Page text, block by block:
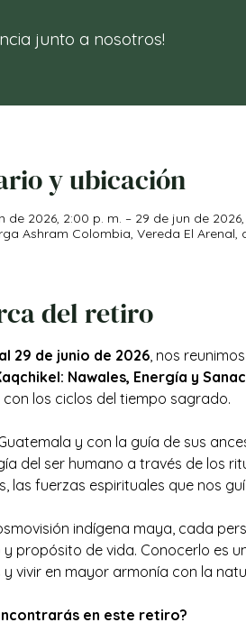
junto a nosotros!
y ubicación
de 2026, 2:00 p. m. – 29 de jun de 2026,
Ashram Colombia, Vereda El
del retiro
29 de junio de 2026, nos
Nawales, Energía y
con los ciclos del tiempo sagrado.
y con la guía de sus
del ser humano a través de los
las fuerzas espirituales que nos
indígena maya, cada
y propósito de vida. Conocerlo es
y vivir en mayor armonía con la
en este retiro?